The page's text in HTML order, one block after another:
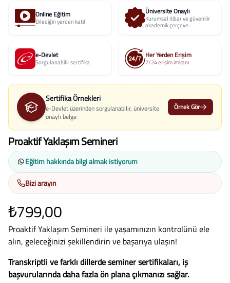
Online Eğitim
Dilediğin yerden katıl
Üniversite Onaylı
Kurumsal itibar ve güvenilir
akademik çerçeve.
e-Devlet
Sorgulanabilir sertifika
Her Yerden Erişim
7/24 erişim imkanı
Sertifika Örnekleri
e-Devlet üzerinden sorgulanabilir, üniversite
onaylı belge
Örnek Gör
Proaktif Yaklaşım Semineri
Eğitim hakkında bilgi almak istiyorum
Bizi arayın
₺799,00
Proaktif Yaklaşım Semineri ile yaşamınızın kontrolünü ele
alın, geleceğinizi şekillendirin ve başarıya ulaşın!
Transkriptli ve farklı dillerde seminer sertifikaları, iş
başvurularında daha fazla ön plana çıkmanızı sağlar.